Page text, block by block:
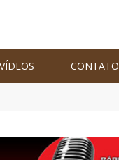
VÍDEOS CONTATO